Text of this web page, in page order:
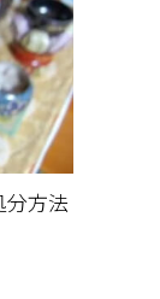
分方法